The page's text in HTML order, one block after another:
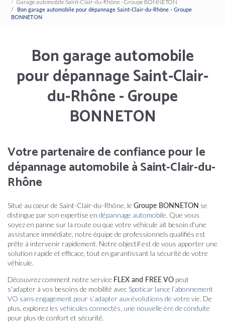
Garage automobile Saint-Clair-du-Rhône - Groupe BONNETON
Bon garage automobile pour dépannage Saint-Clair-du-Rhône - Groupe
BONNETON
Bon garage automobile
pour dépannage Saint-Clair-
du-Rhône - Groupe
BONNETON
Votre partenaire de confiance pour le
dépannage automobile à Saint-Clair-du-
Rhône
Situé au cœur de Saint-Clair-du-Rhône, le Groupe BONNETON se
distingue par son expertise en dépannage automobile. Que vous
soyez en panne sur la route ou que votre véhicule ait besoin d'une
assistance immédiate, notre équipe de professionnels qualifiés est
prête à intervenir rapidement. Notre objectif est de vous apporter une
solution rapide et efficace, tout en garantissant la sécurité de votre
véhicule.
Découvrez comment notre service FLEX and FREE VO peut
s'adapter à vos besoins de mobilité avecSpoticar lance l’abonnement
VO sans engagement pour s’adapter aux évolutions de votre vie. De
plus, explorez les véhicules connectés, une nouvelle ère de conduite
pour plus de confort et sécurité.